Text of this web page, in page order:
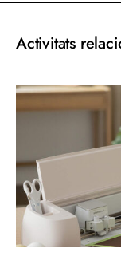
Activitats